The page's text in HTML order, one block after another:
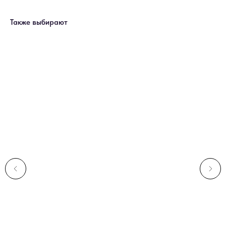
Также выбирают